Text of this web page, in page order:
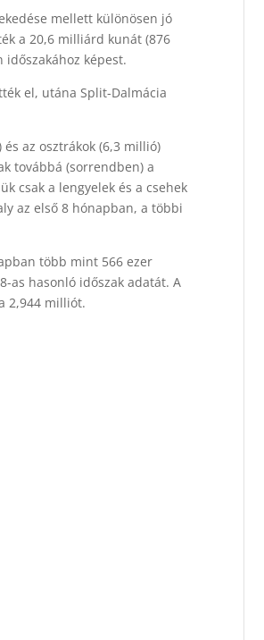
mellett különösen jó
a 20,6 milliárd kunát (876
képest.
el, utána Split-Dalmácia
az osztrákok (6,3 millió)
továbbá (sorrendben) a
csak a lengyelek és a csehek
az első 8 hónapban, a többi
több mint 566 ezer
as hasonló időszak adatát. A
2,944 milliót.